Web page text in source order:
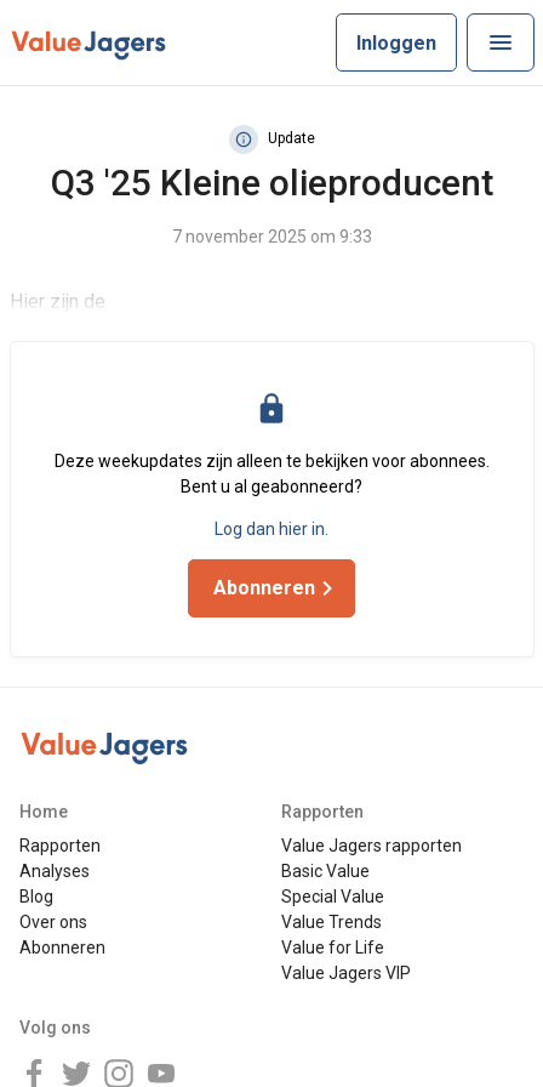
Inloggen
Update
Q3 '25 Kleine olieproducent
7 november 2025 om 9:33
Hier zijn de
Deze weekupdates zijn alleen te bekijken voor abonnees.
Bent u al geabonneerd?
Log dan hier in.
Abonneren
Home
Rapporten
Analyses
Blog
Over ons
Abonneren
Rapporten
Value Jagers rapporten
Basic Value
Special Value
Value Trends
Value for Life
Value Jagers VIP
Volg ons